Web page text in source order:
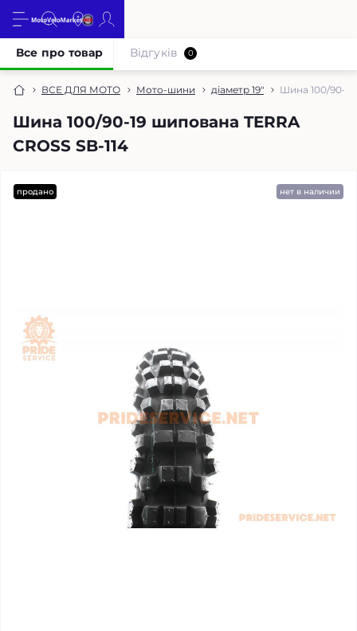
ВСЕ ДЛЯ МОТО Мото-шини діаметр 19" Шина 100/90-19
Шина 100/90-19 шипована TERRA
CROSS SB-114
Все про товар Відгуків 0
продано нет в наличии